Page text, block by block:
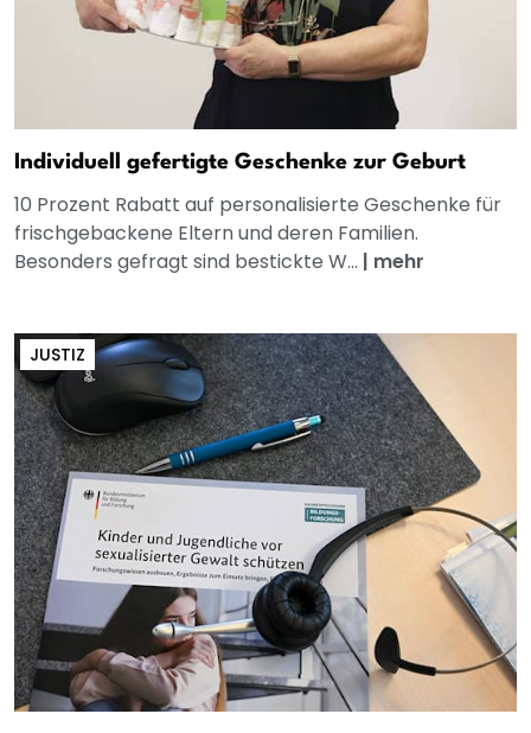
Individuell gefertigte Geschenke zur Geburt
10 Prozent Rabatt auf personalisierte Geschenke für
frischgebackene Eltern und deren Familien.
Besonders gefragt sind bestickte W... | mehr
JUSTIZ